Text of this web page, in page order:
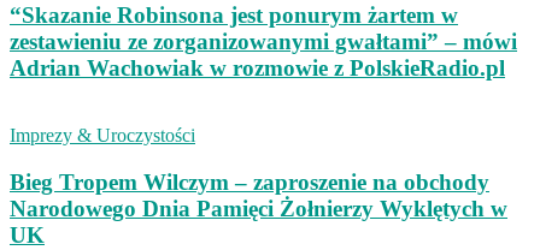
“Skazanie Robinsona jest ponurym żartem w
zestawieniu ze zorganizowanymi gwałtami” – mówi
Adrian Wachowiak w rozmowie z PolskieRadio.pl
Imprezy & Uroczystości
Bieg Tropem Wilczym – zaproszenie na obchody
Narodowego Dnia Pamięci Żołnierzy Wyklętych w
UK